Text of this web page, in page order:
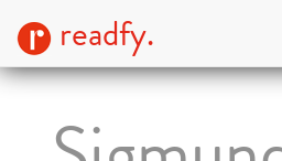
readfy.